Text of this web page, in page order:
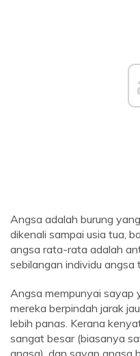
Angsa adalah burung
dikenali sampai usia tua,
angsa rata-rata adalah
sebilangan individu angsa
Angsa mempunyai sayap
mereka berpindah jarak
lebih panas. Kerana
sangat besar (biasanya